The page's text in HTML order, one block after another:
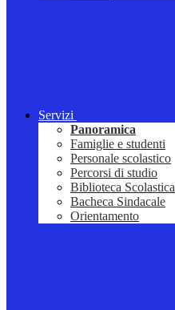
Servizi
Panoramica
Famiglie e studenti
Personale scolastico
Percorsi di studio
Biblioteca Scolastica
Bacheca Sindacale
Orientamento